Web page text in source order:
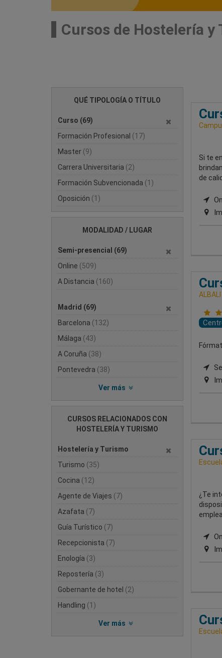
Cursos de Hostelería
QUÉ TIPOLOGÍA O TÍTULO
Curso (69)
Formación Profesional (17)
Master (9)
Carrera Universitaria (2)
Formación Subvencionada (1)
Oposición (1)
MODALIDAD / LUGAR
Semi-presencial (69)
Online (509)
A Distancia (160)
Madrid (69)
Barcelona (132)
Málaga (43)
A Coruña (38)
Pontevedra (38)
Ver más
CURSOS RELACIONADOS CON
HOSTELERÍA Y TURISMO
Hostelería y Turismo
Turismo (35)
Cocina (12)
Agente de Viajes (7)
Azafata (7)
Guía Turístico (7)
Recepcionista (7)
Enología (3)
Repostería (3)
Gobernante de hotel (2)
Handling (1)
Ver más
Si te
de
¿Te